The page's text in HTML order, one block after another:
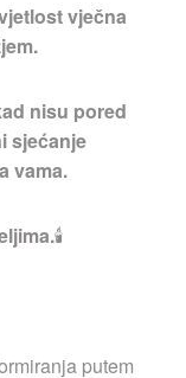
vječna
nisu pored
sjećanje
vama.
🕯
putem